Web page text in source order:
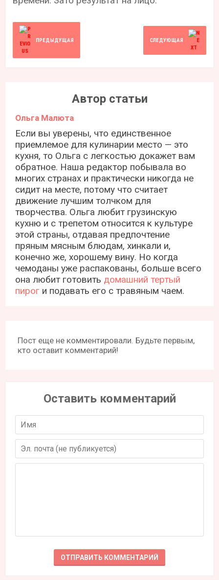
ПРЕДЫДУЩАЯ СЛЕДУЮЩАЯ
Автор статьи
Ольга Малюта
Если вы уверены, что единственное
приемлемое для кулинарии место — это
кухня, то Ольга с легкостью докажет вам
обратное. Наша редактор побывала во
многих странах и практически никогда не
сидит на месте, потому что считает
движение лучшим толчком для
творчества. Ольга любит грузинскую
кухню и с трепетом относится к культуре
этой страны, отдавая предпочтение
пряным мясным блюдам, хинкали и,
конечно же, хорошему вину. Но когда
чемоданы уже распакованы, больше всего
она любит готовить домашний тертый
пирог и подавать его с травяным чаем.
Пост еще не комментировали. Будьте первым,
кто оставит комментарий!
Оставить комментарий